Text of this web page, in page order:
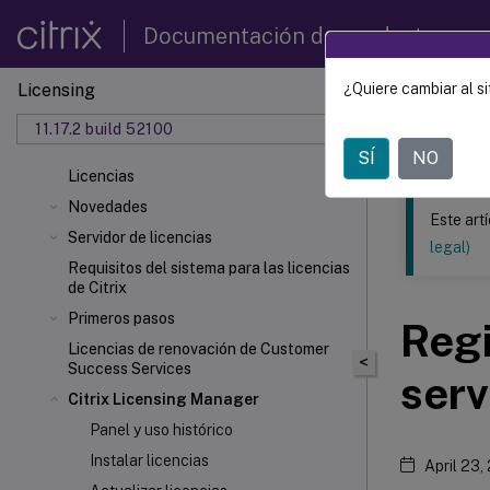
Documentación de productos
Licensing
11.17.2 build 52100
Licencias
Novedades
Servidor de licencias
Requisitos del sistema para las licencias
de Citrix
Primeros pasos
Licencias de renovación de Customer
Success Services
Citrix Licensing Manager
Panel y uso histórico
Instalar licencias
Este
<
Este
legal)
April 23,
¿Quiere cambiar al
SÍ NO